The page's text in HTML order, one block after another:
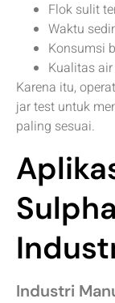
Flok sulit
Waktu
Konsumsi
Kualitas
Karena itu,
jar test untuk
paling sesuai.
Industri